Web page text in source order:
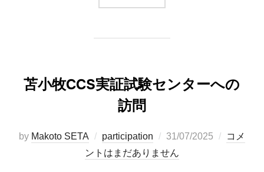
苫小牧CCS実証試験センターへの
訪問
by Makoto SETA participation
投
稿
31/07/2025
コメ
ントはまだありません